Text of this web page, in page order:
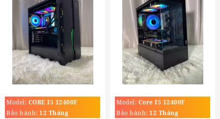
Model: CORE I5 12400F
Bảo hành: 12 Tháng
Model: Core I5 12400F
(2.5GHz Turbo 4.4GHz)
Bảo hành: 12 Tháng